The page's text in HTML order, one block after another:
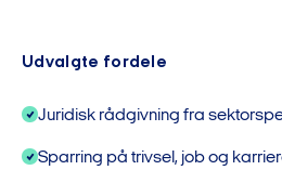
Udvalgte fordele
Juridisk rådgivning fra
Sparring på trivsel, job og